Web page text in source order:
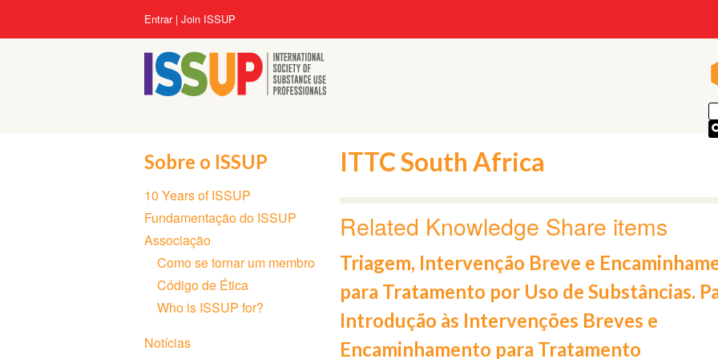
Menu
da
conta
do
usuário
Entrar Join ISSUP
ITTC South Africa
Related Knowledge Share items
Triagem, Intervenção Breve e
para Tratamento por Uso de Substâncias.
Introdução às Intervenções Breves e
Encaminhamento para Tratamento
Sobre o ISSUP
Seção
de
Navegação
10 Years of ISSUP
Fundamentação do ISSUP
Associação
Como se tornar um membro
Código de Ética
Who is ISSUP for?
Notícias